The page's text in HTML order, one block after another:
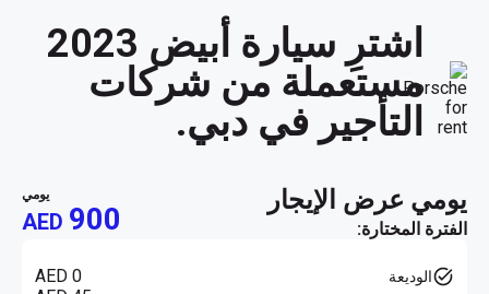
اشترِ سيارة أبيض 2023
مستعملة من شركات
التأجير في دبي.
يومي عرض الإيجار
الفترة المختارة:
يومي
AED 900
الوديعة
AED 0